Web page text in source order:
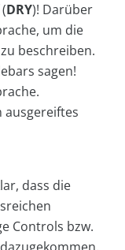
DRY)! Darüber
um die
beschreiben.
sagen!
ausgereiftes
dass die
Controls bzw.